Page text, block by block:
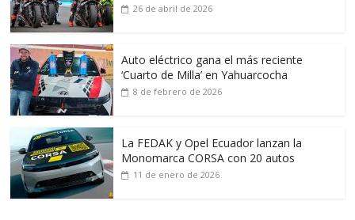
26 de abril de 2026
Auto eléctrico gana el más reciente
‘Cuarto de Milla’ en Yahuarcocha
8 de febrero de 2026
La FEDAK y Opel Ecuador lanzan la
Monomarca CORSA con 20 autos
11 de enero de 2026